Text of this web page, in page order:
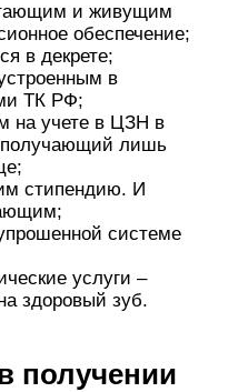
и живущим
обеспечение;
в декрете;
в
ТК РФ;
на учете в ЦЗН в
получающий лишь
стипендию. И
системе
услуги –
здоровый зуб.
получении